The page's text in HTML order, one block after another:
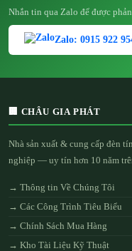
Nhắn tin qua Zalo để được
Zalo: 0915 922
🏢 CHÂU GIA PHÁT
Nhà sản xuất & cung cấp đèn
nghiệp — uy tín hơn 10 năm
→ Thông tin Về Chúng Tôi
→ Các Công Trình Tiêu Biểu
→ Chính Sách Mua Hàng
→ Kho Tài Liệu Kỹ Thuật